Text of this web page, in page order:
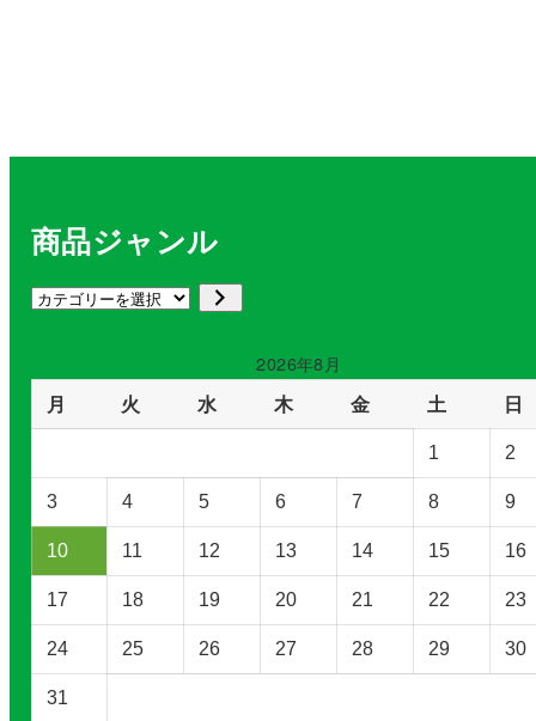
商品ジャンル
カ
リ
ー
択
2026年8月
月 火 水 木 金 土 日
1 2
3 4 5 6 7 8 9
10 11 12 13 14 15 16
17 18 19 20 21 22 23
24 25 26 27 28 29 30
31